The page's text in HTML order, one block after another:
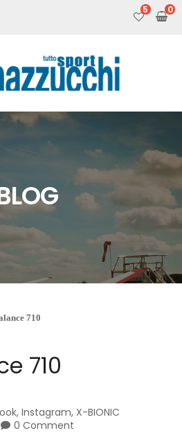
5
710
710
, Instagram, X-BIONIC
0 Comment